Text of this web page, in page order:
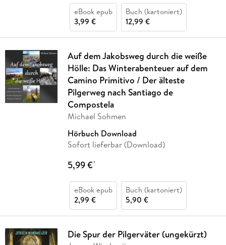
eBook epub
3,99 €
Buch (kartoniert)
12,99 €
Auf dem Jakobsweg durch die weiße
Hölle: Das Winterabenteuer auf dem
Camino Primitivo / Der älteste
Pilgerweg nach Santiago de
Compostela
Michael Sohmen
Hörbuch Download
Sofort lieferbar (Download)
5,99 €*
eBook epub
2,99 €
Buch (kartoniert)
5,90 €
Die Spur der Pilgerväter (ungekürzt)